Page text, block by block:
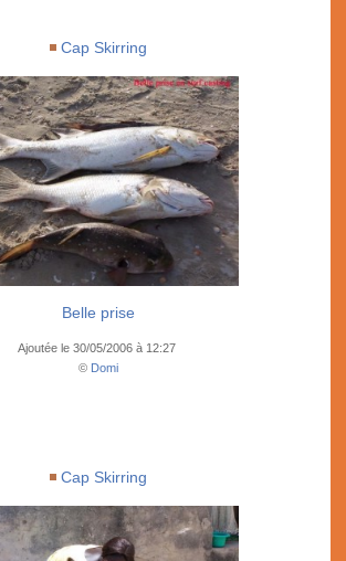
Cap Skirring
Belle prise
Ajoutée le 30/05/2006 à 12:27
© Domi
Cap Skirring